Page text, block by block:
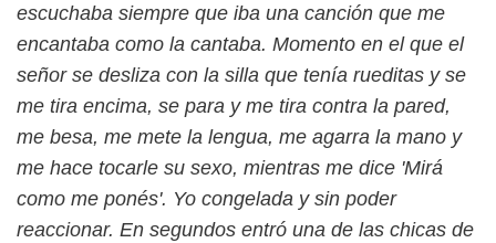
escuchaba siempre que iba una canción que me
encantaba como la cantaba. Momento en el que el
señor se desliza con la silla que tenía rueditas y se
me tira encima, se para y me tira contra la pared,
me besa, me mete la lengua, me agarra la mano y
me hace tocarle su sexo, mientras me dice 'Mirá
como me ponés'. Yo congelada y sin poder
reaccionar. En segundos entró una de las chicas de